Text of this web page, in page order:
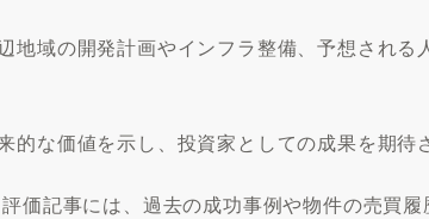
地域の開発計画やインフラ整備、予想される
的な価値を示し、投資家としての成果を期待
価記事には、過去の成功事例や物件の売買